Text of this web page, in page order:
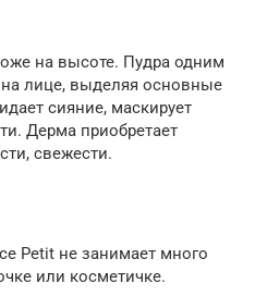
на высоте. Пудра одним
лице, выделяя основные
сияние, маскирует
Дерма приобретает
свежести.
Petit не занимает много
или косметичке.